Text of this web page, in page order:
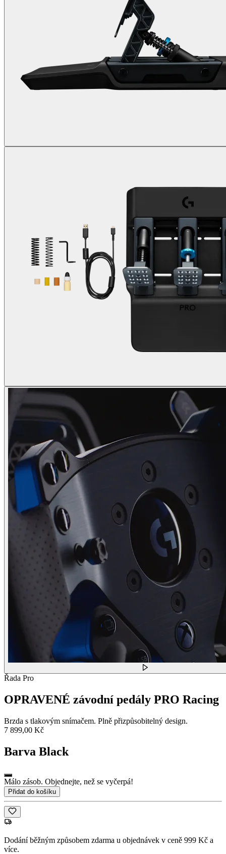
Řada Pro
OPRAVENÉ závodní pedály PRO Racing
Brzda s tlakovým snímačem. Plně přizpůsobitelný design.
7 899,00 Kč
Barva Black
Málo zásob. Objednejte, než se vyčerpá!
Přidat do košíku
Dodání běžným způsobem zdarma u objednávek v ceně 999 Kč a
více.